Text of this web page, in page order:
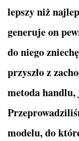
lepszy niż
generuje on
do niego
przyszło z
metoda
modelu, do